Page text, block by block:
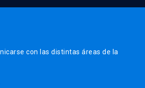
con las distintas áreas de la